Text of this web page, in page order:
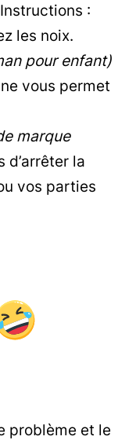
Instructions :
les noix.
pour enfant)
vous permet
marque
d’arrêter la
vos parties
problème et le